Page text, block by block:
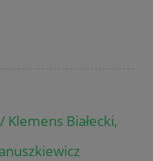
Klemens Białecki,